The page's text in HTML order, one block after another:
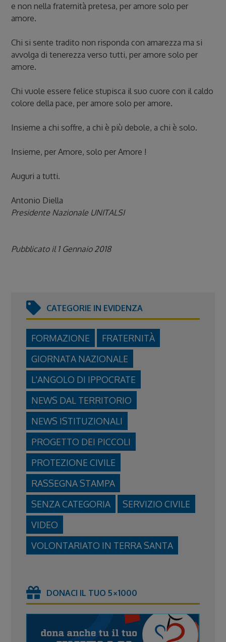
e non nella fraternità pretesa, per amore solo per
amore.
Chi si sente tradito non risponda con amarezza ma si
avvolga di tenerezza verso tutti, per amore solo per
amore.
Chi vuole essere felice stupisca il suo cuore con il caldo
colore della pace, per amore solo per amore.
Insieme a chi soffre, a chi è più debole, a chi è solo.
Insieme, per Amore, solo per Amore !
Auguri a tutti.
Antonio Diella
Presidente Nazionale UNITALSI
Pubblicato il 1 Gennaio 2018
CATEGORIE IN EVIDENZA
FORMAZIONE
FRATERNITÀ
GIORNATA NAZIONALE
L'ANGOLO DI IPPOCRATE
NEWS DAL TERRITORIO
NEWS ISTITUZIONALI
PROGETTO DEI PICCOLI
PROTEZIONE CIVILE
RASSEGNA STAMPA
SENZA CATEGORIA
SERVIZIO CIVILE
VIDEO
VOLONTARIATO IN TERRA SANTA
DONACI IL TUO 5×1000